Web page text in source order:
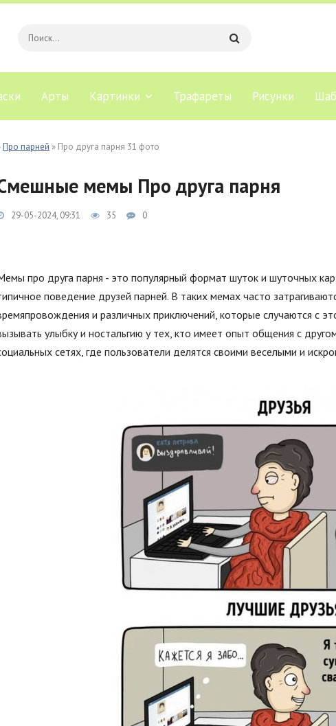
Арты Картинки Трафареты Рисунки
Про парней » Про друга парня 31 фото
мемы Про друга парня
29-05-2024, 09:31 35 0
про друга парня - это популярный формат шуток и шуточных
поведение друзей парней. В таких мемах часто
и различных приключений, которые случаются с
улыбку и ностальгию у тех, кто имеет опыт общения с
сетях, где пользователи делятся своими веселыми и